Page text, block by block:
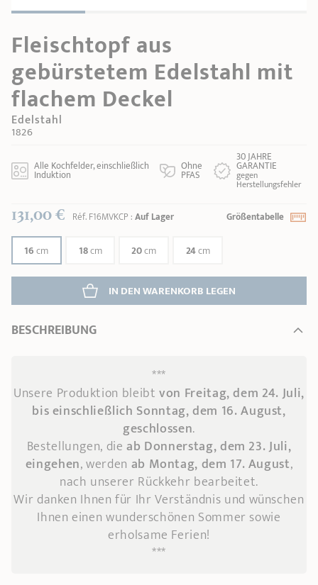
Fleischtopf aus
gebürstetem Edelstahl mit
flachem Deckel
Edelstahl
1826
Alle Kochfelder, einschließlich
Induktion
Ohne
PFAS
30 JAHRE
GARANTIE
gegen
Herstellungsfehler
131,00 € Réf.F16MVKCP:Auf Lager Größentabelle
16cm 18cm 20cm 24cm
LEGEN
BESCHREIBUNG
***
Unsere Produktion bleibtvon Freitag, dem 24. Juli,
bis einschließlich Sonntag, dem 16. August,
geschlossen.
Bestellungen, dieab Donnerstag, dem 23. Juli,
eingehen, werden ab Montag, dem 17. August,
nach unserer Rückkehr bearbeitet.
Wir danken Ihnen für Ihr Verständnis und wünschen
Ihnen einen wunderschönen Sommer sowie
erholsame Ferien!
***